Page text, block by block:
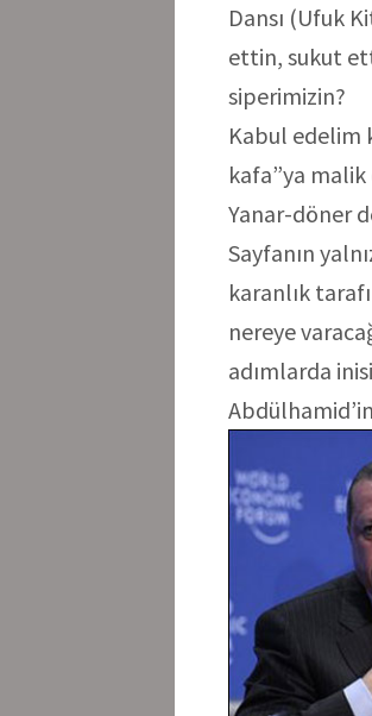
Dansı (Ufuk
ettin, sukut
siperimizin?
Kabul edelim
kafa”ya
Yanar-döner
Sayfanın
karanlık
nereye
adımlarda